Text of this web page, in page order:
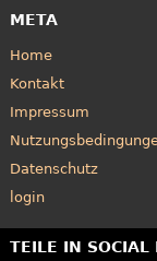
META
Home
Kontakt
Impressum
Datenschutz
login
TEILE IN SOCIAL